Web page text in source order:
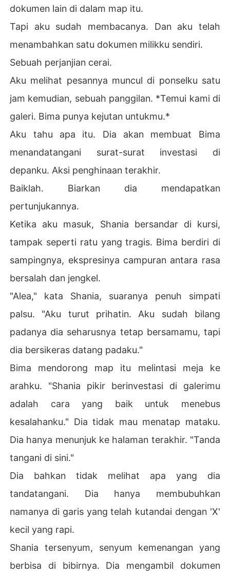
dokumen lain di dalam map itu.
Tapi aku sudah membacanya. Dan aku telah
menambahkan satu dokumen milikku sendiri.
Sebuah perjanjian cerai.
Aku melihat pesannya muncul di ponselku satu
jam kemudian, sebuah panggilan. *Temui kami di
galeri. Bima punya kejutan untukmu.*
Aku tahu apa itu. Dia akan membuat Bima
menandatangani surat-surat investasi di
depanku. Aksi penghinaan terakhir.
Baiklah. Biarkan dia mendapatkan
pertunjukannya.
Ketika aku masuk, Shania bersandar di kursi,
tampak seperti ratu yang tragis. Bima berdiri di
sampingnya, ekspresinya campuran antara rasa
bersalah dan jengkel.
"Alea," kata Shania, suaranya penuh simpati
palsu. "Aku turut prihatin. Aku sudah bilang
padanya dia seharusnya tetap bersamamu, tapi
dia bersikeras datang padaku."
Bima mendorong map itu melintasi meja ke
arahku. "Shania pikir berinvestasi di galerimu
adalah cara yang baik untuk menebus
kesalahanku." Dia tidak mau menatap mataku.
Dia hanya menunjuk ke halaman terakhir. "Tanda
tangani di sini."
Dia bahkan tidak melihat apa yang dia
tandatangani. Dia hanya membubuhkan
namanya di garis yang telah kutandai dengan 'X'
kecil yang rapi.
Shania tersenyum, senyum kemenangan yang
berbisa di bibirnya. Dia mengambil dokumen